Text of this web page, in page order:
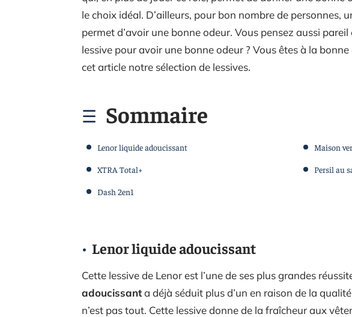
le choix idéal. D’ailleurs, pour bon nombre de personnes,
permet d’avoir une bonne odeur. Vous pensez aussi
lessive pour avoir une bonne odeur ? Vous êtes à la
cet article notre sélection de lessives.
Sommaire
Lenor liquide adoucissant
XTRA Total+
Dash 2en1
Maison
Persil au
Lenor liquide adoucissant
Cette lessive de Lenor est l’une de ses plus grandes
adoucissanta déjà séduit plus d’un en raison de la
n’est pas tout. Cette lessive donne de la fraîcheur aux